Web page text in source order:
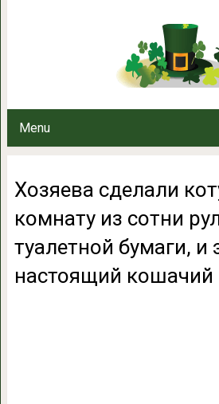
Menu
Хозяева
Хозяева сделали
комнату из сотни
туалетной бумаги, и
настоящий кошачий